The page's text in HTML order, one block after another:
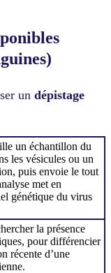
un dépistage
un échantillon du
les vésicules ou un
puis envoie le tout
met en
génétique du virus
la présence
pour différencier
récente d’une